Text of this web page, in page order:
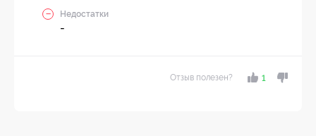
Недостатки
-
Отзыв полезен? 1